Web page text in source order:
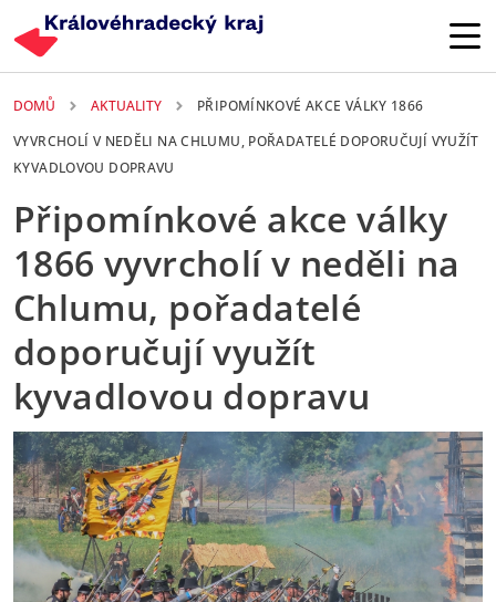
DOMŮ AKTUALITY
PŘIPOMÍNKOVÉ AKCE VÁLKY 1866
VYVRCHOLÍ V NEDĚLI NA CHLUMU, POŘADATELÉ DOPORUČUJÍ VYUŽÍT
KYVADLOVOU DOPRAVU
Připomínkové akce války
1866 vyvrcholí v neděli na
Chlumu, pořadatelé
doporučují využít
kyvadlovou dopravu
3. 07. 2026